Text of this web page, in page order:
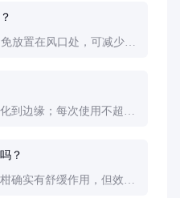
放置在风口处，可减少黑
到边缘；每次使用不超过
？
确实有舒缓作用，但效果